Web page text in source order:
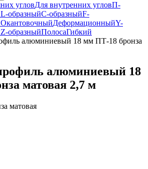
угловДля внутренних угловП-
L-образныйС-образныйF-
ОкантовочныйДеформационныйY-
Z-образныйПолосаГибкий
алюминиевый 18 мм ПТ-18 бронза
алюминиевый 18
матовая 2,7 м
матовая